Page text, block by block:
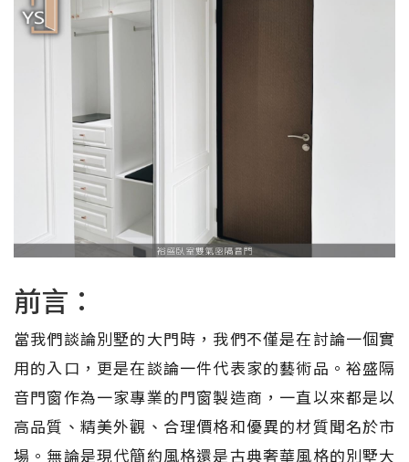
前言：
當我們談論別墅的大門時，我們不僅是在討論一個實
用的入口，更是在談論一件代表家的藝術品。裕盛隔
音門窗作為一家專業的門窗製造商，一直以來都是以
高品質、精美外觀、合理價格和優異的材質聞名於市
場。無論是現代簡約風格還是古典奢華風格的別墅大